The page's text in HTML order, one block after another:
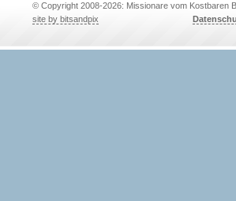
© Copyright 2008-2026: Missionare vom Kostbaren
site by bitsandpix